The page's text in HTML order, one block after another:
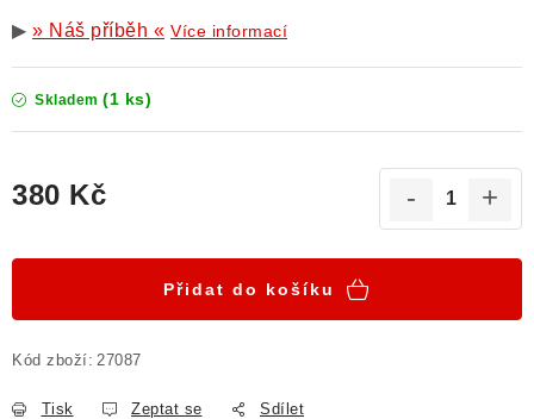
▶ » Náš příběh « Více informací
Skladem (1 ks)
380 Kč
Přidat do košíku
Kód zboží: 27087
Tisk Zeptat se Sdílet